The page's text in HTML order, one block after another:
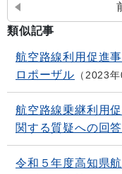
類似記事
航空路線利用促進
ロポーザル
2023
航空路線乗継利用
関する質疑への回
令和５年度高知県